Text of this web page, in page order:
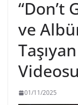
“Don’t
ve
01/11/2025